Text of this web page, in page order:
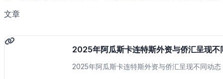
文章
2025年阿瓜斯卡连特斯外资与侨汇呈现不
2025年阿瓜斯卡连特斯外资与侨汇呈现不同动态